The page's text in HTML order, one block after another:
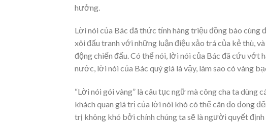
hưởng.
Lời nói của Bác đã thức tỉnh hàng triệu đồng bào cùng
xôi đấu tranh với những luận điệu xảo trá của kẻ thù,
động chiến đấu. Có thể nói, lời nói của Bác đã cứu
nước, lời nói của Bác quý giá là vậy, làm sao có vàng
“Lời nói gói vàng” là câu tục ngữ mà công cha ta dùng
khách quan giá trị của lời nói khó có thể cân đo đong
trị không khó bởi chính chúng ta sẽ là người quyết